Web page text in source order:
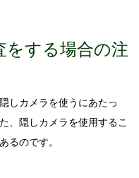
をする場合の注
しカメラを使うにあたっ
、隠しカメラを使用するこ
るのです。